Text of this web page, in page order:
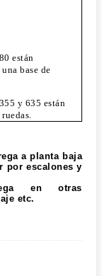
están
base de
y 635 están
a planta baja
por escalones y
en otras
etc.